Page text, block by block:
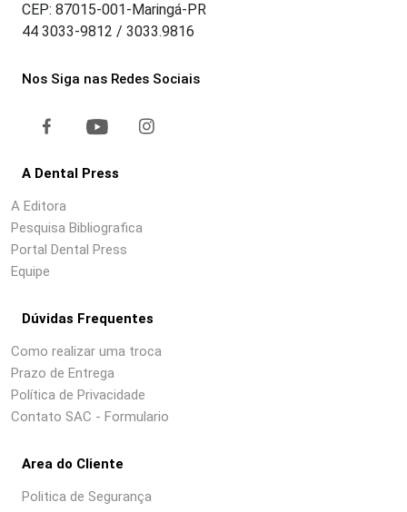
CEP: 87015-001-Maringá-PR
44 3033-9812 / 3033.9816
Nos Siga nas Redes Sociais
A Dental Press
A Editora
Pesquisa Bibliografica
Portal Dental Press
Equipe
Dúvidas Frequentes
Como realizar uma troca
Prazo de Entrega
Política de Privacidade
Contato SAC - Formulario
Area do Cliente
Politica de Segurança